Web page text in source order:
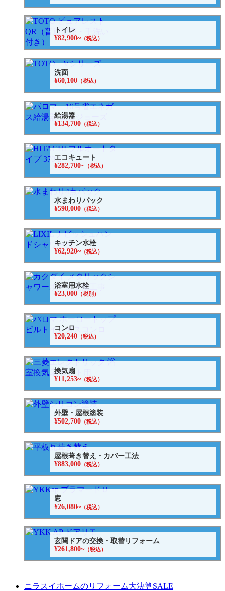
トイレ
¥82,900~（税込）
洗面
¥60,100 （税込）
給湯器
¥134,700 （税込）
エコキュート
¥282,700~（税込）
水まわりパック
¥598,000 （税込）
キッチン水栓
¥62,920~（税込）
浴室用水栓
¥23,000 （税別）
コンロ
¥20,240 （税込）
換気扇
¥11,253~（税込）
外壁・屋根塗装
¥502,700 （税込）
屋根葺き替え・カバー工法
¥883,000 （税込）
窓
¥26,080~（税込）
玄関ドアの交換・取替リフォーム
¥261,800~（税込）
ニラスイホームのリフォーム大決算SALE